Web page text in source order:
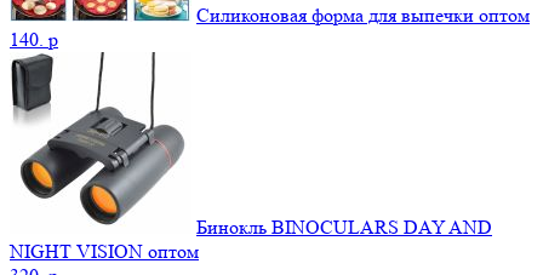
Силиконовая форма для выпечки оптом
140. p
Бинокль BINOCULARS DAY AND
NIGHT VISION оптом